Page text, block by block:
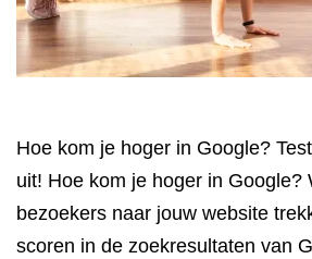
Hoe kom je hoger in Google?
uit! Hoe kom je hoger in Google?
bezoekers naar jouw website
scoren in de zoekresultaten van